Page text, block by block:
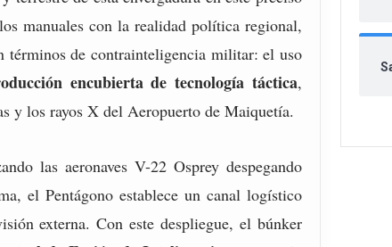
manuales con la realidad política regional,
términos de contrainteligencia militar: el uso
encubierta de tecnología táctica,
y los rayos X del Aeropuerto de Maiquetía.
las aeronaves V-22 Osprey despegando
el Pentágono establece un canal logístico
externa. Con este despliegue, el búnker